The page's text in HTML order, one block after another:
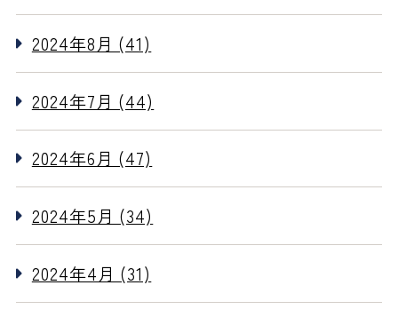
2024年8月 (41)
2024年7月 (44)
2024年6月 (47)
2024年5月 (34)
2024年4月 (31)